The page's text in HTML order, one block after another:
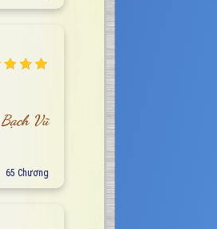
Bạch Vũ
65 Chương